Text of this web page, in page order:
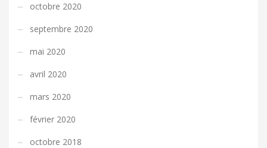
octobre 2020
septembre 2020
mai 2020
avril 2020
mars 2020
février 2020
octobre 2018